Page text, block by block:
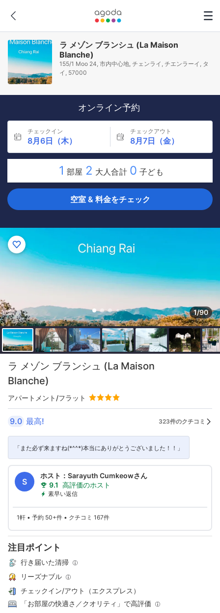
ラ メゾン ブランシュ (La Maison
Blanche)
155/1 Moo 24, 市内中心地, チェンライ, チエンラーイ, タ
イ, 57000
オンライン予約
チェックイン
8月6日（木）
チェックアウト
8月7日（金）
1 部屋 2 大人合計 0 子ども
空室 & 料金をチェック
1/90
ラ メゾン ブランシュ (La Maison
Blanche)
アパートメント/フラット
9.0 最高! 323件のクチコミ
「また必ず来ますね(*^^*)本当にありがとうございました！！」
S
ホスト：Sarayuth Cumkeowさん
9.1 高評価のホスト
素早い返信
1軒 • 予約 50+件 • クチコミ 167件
注目ポイント
行き届いた清掃
リーズナブル
チェックイン/アウト（エクスプレス）
「お部屋の快適さ／クオリティ」で高評価